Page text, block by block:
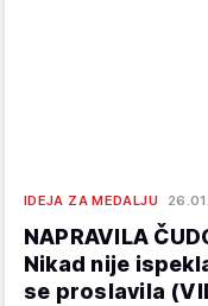
IDEJA ZA MEDALJU
NAPRAVILA
Nikad nije
se proslavila